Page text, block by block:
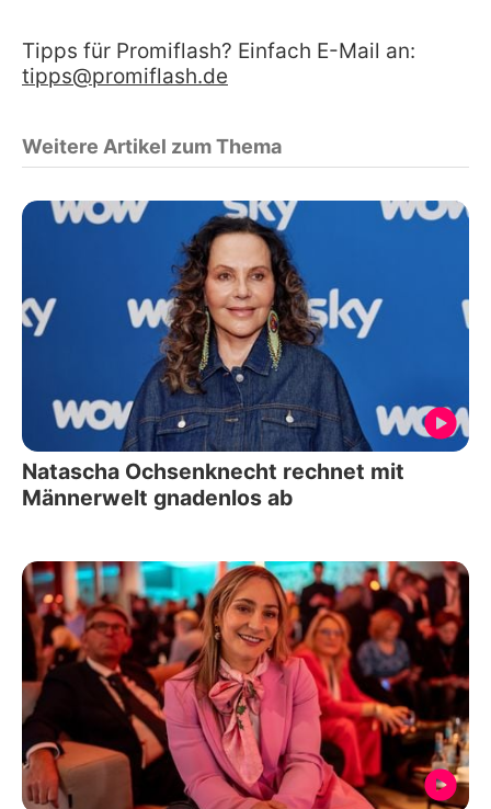
Tipps für Promiflash? Einfach E-Mail an:
tipps@promiflash.de
Weitere Artikel zum Thema
Natascha Ochsenknecht rechnet mit
Männerwelt gnadenlos ab